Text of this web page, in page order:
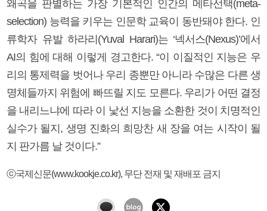
왜곡을 판별하는 가장 기본적인 인간의 메타선택(meta-
selection) 능력을 키우는 인문학 교육이 동반돼야 한다. 인
류학자 유발 하라리(Yuval Harari)는 ‘넥서스(Nexus)’에서
AI의 힘에 대해 이렇게 경고한다. “이 이질적인 지능은 우
리의 통제력을 벗어나 우리 종뿐만 아니라 수많은 다른 생
명체들까지 위험에 빠뜨릴 지도 모른다. 우리가 어떤 결정
을 내리느냐에 따라 이 낯선 지능을 소환한 것이 치명적인
실수가 될지, 생명 진화의 희망찬 새 장을 여는 시작이 될
지 판가름 날 것이다.”
ⓒ국제신문(www.kookje.co.kr), 무단 전재 및 재배포 금지